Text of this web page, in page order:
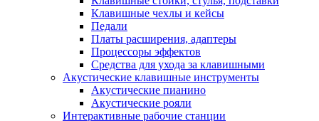
Клавишные чехлы и кейсы
Педали
Платы расширения, адаптеры
Процессоры эффектов
Средства для ухода за клавишными
Акустические клавишные инструменты
Акустические пианино
Акустические рояли
Интерактивные рабочие станции